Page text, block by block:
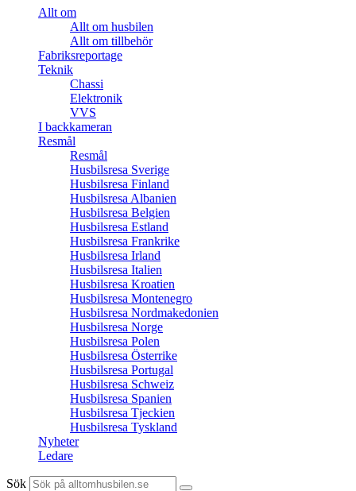
Allt om
Allt om husbilen
Allt om tillbehör
Fabriksreportage
Teknik
Chassi
Elektronik
VVS
I backkameran
Resmål
Resmål
Husbilsresa Sverige
Husbilsresa Finland
Husbilsresa Albanien
Husbilsresa Belgien
Husbilsresa Estland
Husbilsresa Frankrike
Husbilsresa Irland
Husbilsresa Italien
Husbilsresa Kroatien
Husbilsresa Montenegro
Husbilsresa Nordmakedonien
Husbilsresa Norge
Husbilsresa Polen
Husbilsresa Österrike
Husbilsresa Portugal
Husbilsresa Schweiz
Husbilsresa Spanien
Husbilsresa Tjeckien
Husbilsresa Tyskland
Nyheter
Ledare
Sök